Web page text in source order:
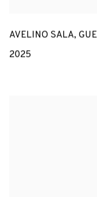
AVELINO SALA,
2025